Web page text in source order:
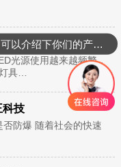
王科技
光源使用越来越频繁，
具…
科技
防爆 随着社会的快速
可以介绍下你们的产品么？